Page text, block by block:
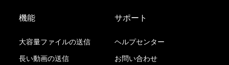
機能
大容量ファイルの送信
長い動画の送信
サポート
ヘルプセンター
お問い合わせ